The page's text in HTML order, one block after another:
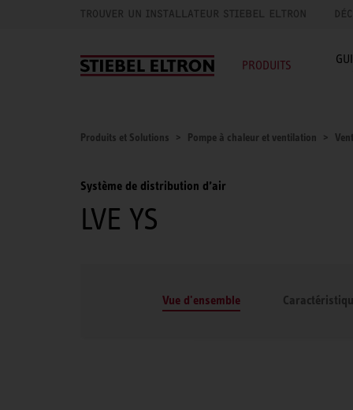
TROUVER UN INSTALLATEUR STIEBEL ELTRON
PRODUITS
Produits et Solutions Pompe à chaleur et ventilation
Système de distribution d’air
LVE YS
Vue d'ensemble